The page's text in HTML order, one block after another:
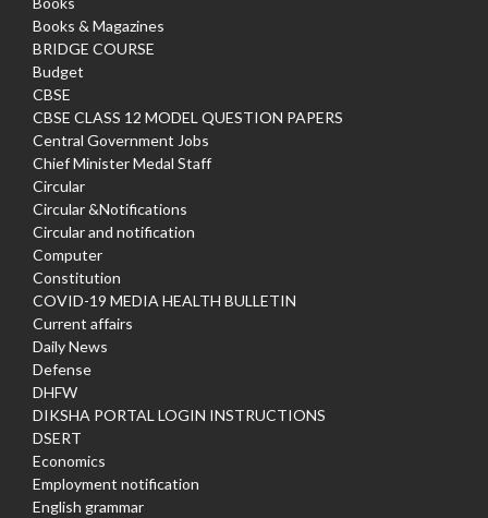
Books & Magazines
BRIDGE COURSE
Budget
CBSE
CBSE CLASS 12 MODEL QUESTION PAPERS
Central Government Jobs
Chief Minister Medal Staff
Circular
Circular &Notifications
Circular and notification
Computer
Constitution
COVID-19 MEDIA HEALTH BULLETIN
Current affairs
Daily News
Defense
DHFW
DIKSHA PORTAL LOGIN INSTRUCTIONS
DSERT
Economics
Employment notification
English grammar